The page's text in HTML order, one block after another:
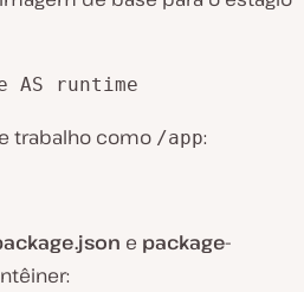
AS runtime
trabalho como /app:
e package-